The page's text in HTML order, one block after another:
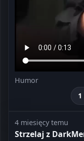
Humor
1
4 miesięcy temu
Strzelaj z